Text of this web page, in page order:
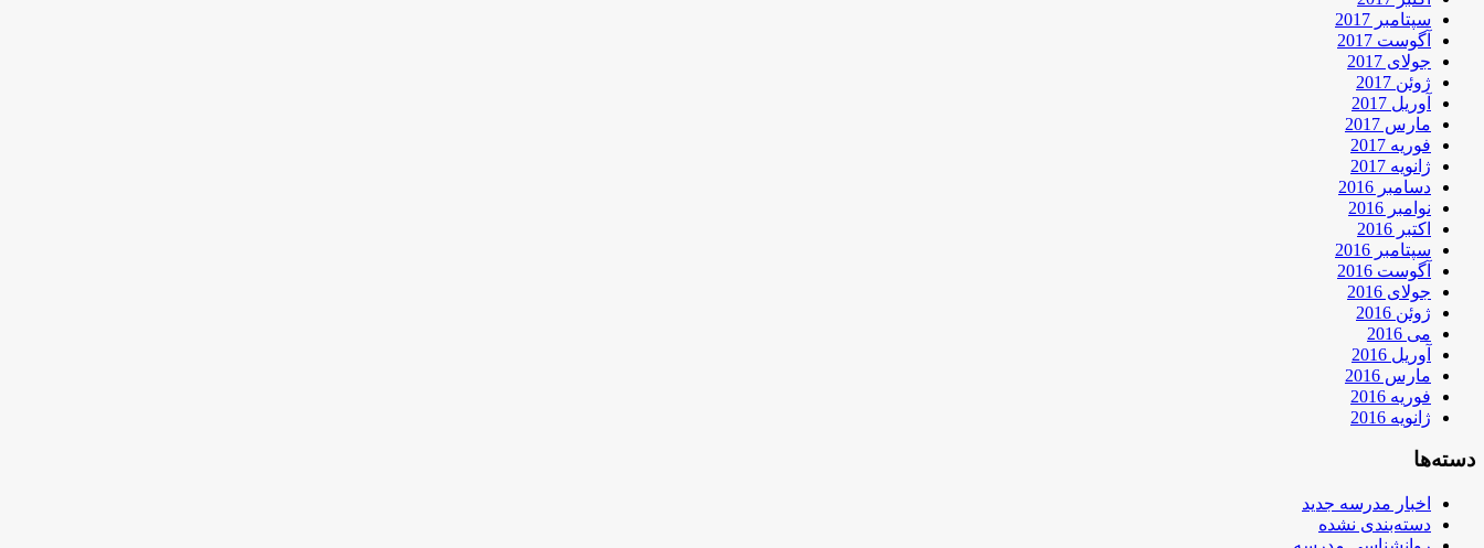
سپتامبر 2017
آگوست 2017
جولای 2017
ژوئن 2017
آوریل 2017
مارس 2017
فوریه 2017
ژانویه 2017
دسامبر 2016
نوامبر 2016
اکتبر 2016
سپتامبر 2016
آگوست 2016
جولای 2016
ژوئن 2016
می 2016
آوریل 2016
مارس 2016
فوریه 2016
ژانویه 2016
دسته‌ها
اخبار مدرسه جدید
دسته‌بندی نشده